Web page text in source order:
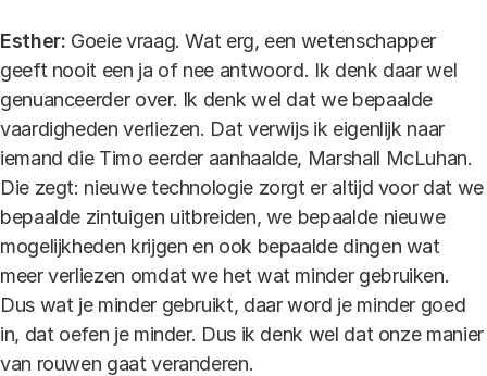
Esther: Goeie vraag. Wat erg, een wetenschapper
geeft nooit een ja of nee antwoord. Ik denk daar wel
genuanceerder over. Ik denk wel dat we bepaalde
vaardigheden verliezen. Dat verwijs ik eigenlijk naar
iemand die Timo eerder aanhaalde, Marshall McLuhan.
Die zegt: nieuwe technologie zorgt er altijd voor dat we
bepaalde zintuigen uitbreiden, we bepaalde nieuwe
mogelijkheden krijgen en ook bepaalde dingen wat
meer verliezen omdat we het wat minder gebruiken.
Dus wat je minder gebruikt, daar word je minder goed
in, dat oefen je minder. Dus ik denk wel dat onze manier
van rouwen gaat veranderen.